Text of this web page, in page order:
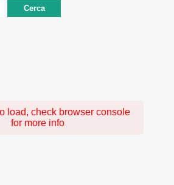
load, check browser console
for more info